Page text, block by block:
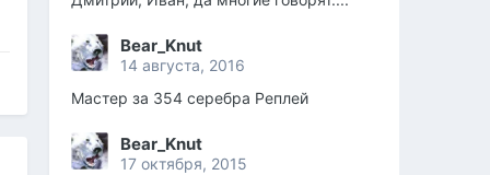
Bear_Knut
14 августа, 2016
Мастер за 354 серебра Реплей
Bear_Knut
17 октября, 2015